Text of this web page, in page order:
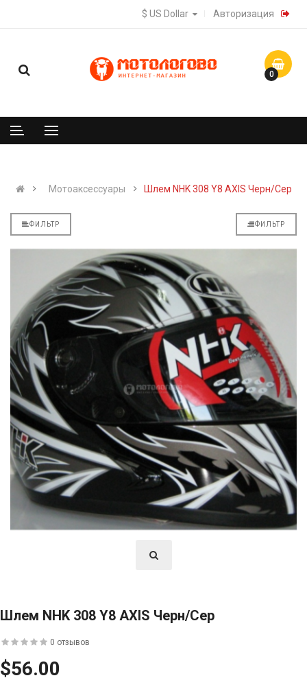
Авторизация
0
Мотоаксессуары Шлем NHK 308 Y8 AXIS Черн/Сер
ФИЛЬТР ФИЛЬТР
Шлем NHK 308 Y8 AXIS Черн/Сер
0 отзывов
$56.00